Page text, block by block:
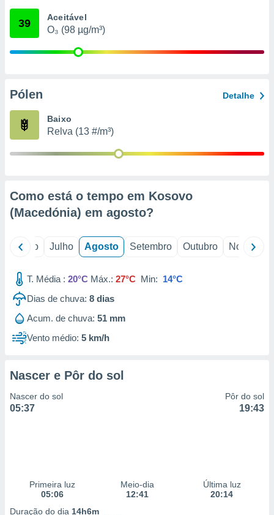
através
estudos
1199
39 Aceitável
O₃ (98 µg/m³)
Pólen Detalhe
Baixo
Relva (13 #/m³)
Como está o tempo em Kosovo
(Macedónia) em agosto?
Junho Julho Agosto Setembro Outubro Novembro
T. Média : 20°C Máx.: 27°C Min: 14°C
Dias de chuva: 8 dias
Acum. de chuva: 51 mm
Vento médio: 5 km/h
Nascer e Pôr do sol
Nascer do sol
05:37
Pôr do sol
19:43
Primeira luz
05:06
Meio-dia
12:41
Última luz
20:14
Duração do dia 14h6m